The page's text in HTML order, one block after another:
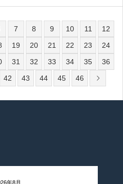
7 8 9 10 11
12
19 20 21 22 23
24
31 32 33 34 35
36
42 43 44 45 46
年8月